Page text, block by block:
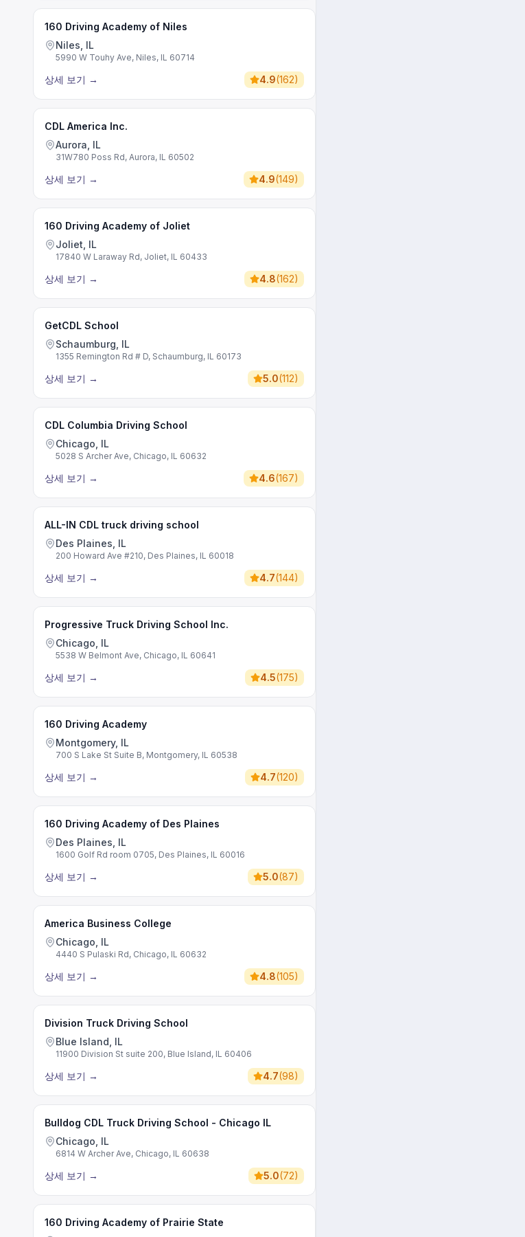
160 Driving Academy of Niles
Niles, IL
5990 W Touhy Ave, Niles, IL 60714
상세 보기 → 4.9(162)
CDL America Inc.
Aurora, IL
31W780 Poss Rd, Aurora, IL 60502
상세 보기 → 4.9(149)
160 Driving Academy of Joliet
Joliet, IL
17840 W Laraway Rd, Joliet, IL 60433
상세 보기 → 4.8(162)
GetCDL School
Schaumburg, IL
1355 Remington Rd # D, Schaumburg, IL 60173
상세 보기 → 5.0(112)
CDL Columbia Driving School
Chicago, IL
5028 S Archer Ave, Chicago, IL 60632
상세 보기 → 4.6(167)
ALL-IN CDL truck driving school
Des Plaines, IL
200 Howard Ave #210, Des Plaines, IL 60018
상세 보기 → 4.7(144)
Progressive Truck Driving School Inc.
Chicago, IL
5538 W Belmont Ave, Chicago, IL 60641
상세 보기 → 4.5(175)
160 Driving Academy
Montgomery, IL
700 S Lake St Suite B, Montgomery, IL 60538
상세 보기 → 4.7(120)
160 Driving Academy of Des Plaines
Des Plaines, IL
1600 Golf Rd room 0705, Des Plaines, IL 60016
상세 보기 → 5.0(87)
America Business College
Chicago, IL
4440 S Pulaski Rd, Chicago, IL 60632
상세 보기 → 4.8(105)
Division Truck Driving School
Blue Island, IL
11900 Division St suite 200, Blue Island, IL 60406
상세 보기 → 4.7(98)
Bulldog CDL Truck Driving School - Chicago IL
Chicago, IL
6814 W Archer Ave, Chicago, IL 60638
상세 보기 → 5.0(72)
160 Driving Academy of Prairie State